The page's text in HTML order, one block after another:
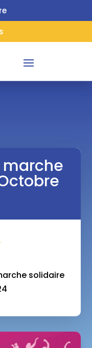
marche
solidaire